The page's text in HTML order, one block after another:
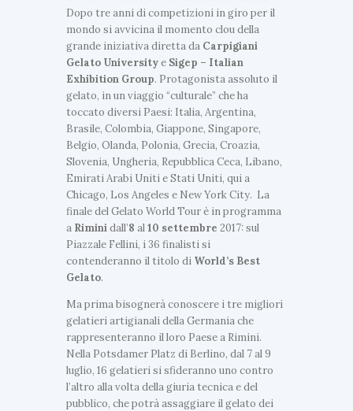
Dopo tre anni di competizioni in giro per il
mondo si avvicina il momento clou della
grande iniziativa diretta da Carpigiani
Gelato Universitye Sigep – Italian
Exhibition Group. Protagonista assoluto il
gelato, in un viaggio “culturale” che ha
toccato diversi Paesi: Italia, Argentina,
Brasile, Colombia, Giappone, Singapore,
Belgio, Olanda, Polonia, Grecia, Croazia,
Slovenia, Ungheria, Repubblica Ceca, Libano,
Emirati Arabi Uniti e Stati Uniti, qui a
Chicago, Los Angeles e New York City. La
finale del Gelato World Tour è in programma
a Riminidall’8 al10 settembre 2017: sul
Piazzale Fellini, i 36 finalisti si
contenderanno il titolo di World’s Best
Gelato.
Ma prima bisognerà conoscere i tre migliori
gelatieri artigianali della Germania che
rappresenteranno il loro Paese a Rimini.
Nella Potsdamer Platz di Berlino, dal 7 al 9
luglio, 16 gelatieri si sfideranno uno contro
l’altro alla volta della giuria tecnica e del
pubblico, che potrà assaggiare il gelato dei